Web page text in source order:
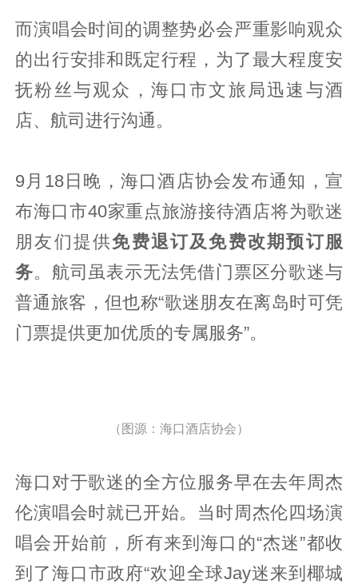
而演唱会时间的调整势必会严重影响观众
的出行安排和既定行程，为了最大程度安
抚粉丝与观众，海口市文旅局迅速与酒
店、航司进行沟通。
9月18日晚，海口酒店协会发布通知，宣
布海口市40家重点旅游接待酒店将为歌迷
朋友们提供免费退订及免费改期预订服
务。航司虽表示无法凭借门票区分歌迷与
普通旅客，但也称“歌迷朋友在离岛时可凭
门票提供更加优质的专属服务”。
（图源：海口酒店协会）
海口对于歌迷的全方位服务早在去年周杰
伦演唱会时就已开始。当时周杰伦四场演
唱会开始前，所有来到海口的“杰迷”都收
到了海口市政府“欢迎全球Jay迷来到椰城